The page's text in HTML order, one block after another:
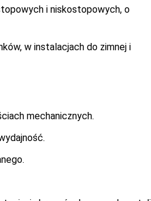
i niskostopowych, o
w instalacjach do zimnej i
mechanicznych.